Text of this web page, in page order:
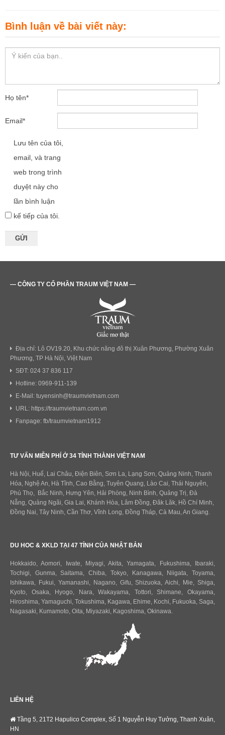
Bình luận về bài viết này:
Họ tên*
Email*
Lưu tên của tôi,
email, và trang
web trong trình
duyệt này cho
lần bình luận
kế tiếp của tôi.
— CÔNG TY CỔ PHẦN TRAUM VIỆT NAM —
Địa chỉ: Lô OV19.20, Khu chức năng đô thị Xuân Phương, Phường Xuân
Phương, TP Hà Nội, Việt Nam
SĐT: 024 37 836 117
Hotline: 0969-911-139
E-Mail: tuyensinh@traumvietnam.com
URL: https://traumvietnam.com.vn
Fanpage: fb/traumvietnam1912
TƯ VẤN MIỄN PHÍ Ở 34 TỈNH THÀNH VIỆT NAM
Hà Nội, Huế, Lai Châu, Điện Biên, Sơn La, Lạng Sơn, Quảng Ninh, Thanh
Hóa, Nghệ An, Hà Tĩnh, Cao Bằng, Tuyên Quang, Lào Cai, Thái Nguyên,
Phú Thọ, Bắc Ninh, Hưng Yên, Hải Phòng, Ninh Bình, Quảng Trị, Đà
Nẵng, Quảng Ngãi, Gia Lai, Khánh Hòa, Lâm Đồng, Đăk Lăk, Hồ Chí Minh,
Đồng Nai, Tây Ninh, Cần Thơ, Vĩnh Long, Đồng Tháp, Cà Mau, An Giang.
DU HOC & XKLD TẠI 47 TỈNH CỦA NHẬT BẢN
Hokkaido,Aomori, Iwate, Miyagi,Akita,Yamagata, Fukushima, Ibaraki,
Tochigi, Gunma, Saitama,Chiba, Tokyo, Kanagawa, Niigata,Toyama,
Ishikawa, Fukui, Yamanashi, Nagano, Gifu, Shizuoka,Aichi, Mie, Shiga,
Kyoto, Osaka, Hyogo, Nara,Wakayama, Tottori, Shimane,Okayama,
Hiroshima, Yamaguchi, Tokushima, Kagawa, Ehime, Kochi, Fukuoka, Saga,
Nagasaki, Kumamoto, Oita, Miyazaki, Kagoshima, Okinawa.
LIÊN HỆ
Tầng 5, 21T2 Hapulico Complex, Số 1 Nguyễn Huy Tưởng, Thanh Xuân,
HN